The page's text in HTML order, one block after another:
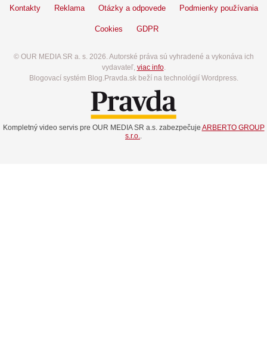
Kontakty Reklama Otázky a odpovede Podmienky používania
Cookies GDPR
© OUR MEDIA SR a. s. 2026. Autorské práva sú vyhradené a vykonáva ich
vydavateľ, viac info.
Blogovací systém Blog.Pravda.sk beží na technológií Wordpress.
Kompletný video servis pre OUR MEDIA SR a.s. zabezpečuje ARBERTO GROUP
s.r.o..